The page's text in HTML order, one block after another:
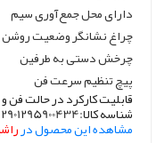
دارای محل جمع‌آوری سیم
چراغ نشانگر وضعیت روشن
چرخش دستی به طرفین
پیچ تنظیم سرعت فن
قابلیت کارکرد در حالت فن
شناسه کالا:2901295900434
مشاهده این محصول در